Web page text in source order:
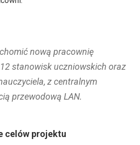
nową pracownię
stanowisk uczniowskich oraz
z centralnym
przewodową LAN.
celów projektu